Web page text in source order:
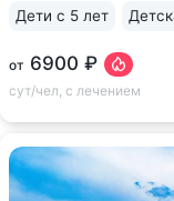
от 6900 ₽
сут/чел, с лечением
Дети с 5 лет